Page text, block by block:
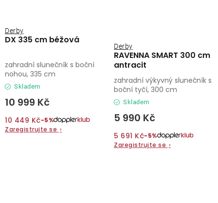
DX 335 cm béžová
Derby
Skladem
10 999 Kč
10 449 Kč−5%
Zaregistrujte se ›
zahradní slunečník s boční
nohou, 335 cm
RAVENNA SMART 300 cm
antracit
Derby
Skladem
5 990 Kč
5 691 Kč−5%
Zaregistrujte se ›
zahradní výkyvný slunečník s
boční tyčí, 300 cm